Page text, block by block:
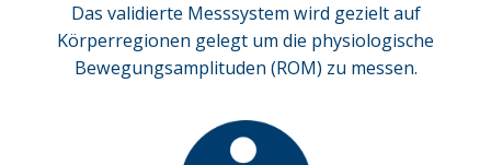
Das validierte Messsystem wird gezielt auf
Körperregionen gelegt um die physiologische
Bewegungsamplituden (ROM) zu messen.